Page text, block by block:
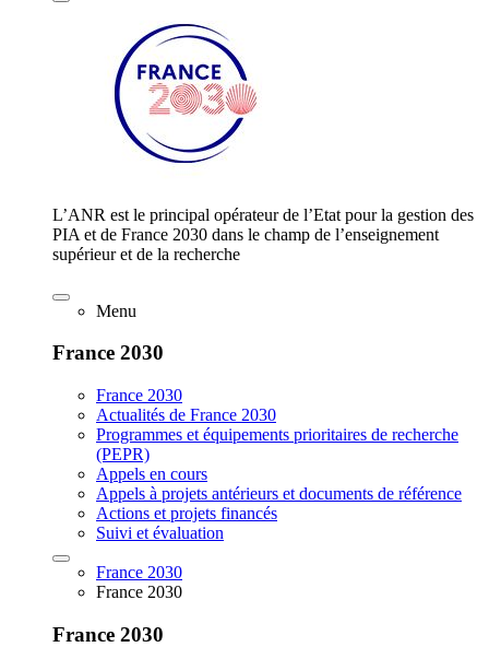
L’ANR est le principal opérateur de l’Etat pour la gestion des
PIA et de France 2030 dans le champ de l’enseignement
supérieur et de la recherche
Menu
France 2030
France 2030
Actualités de France 2030
Programmes et équipements prioritaires de recherche
(PEPR)
Appels en cours
Appels à projets antérieurs et documents de référence
Actions et projets financés
Suivi et évaluation
France 2030
France 2030
France 2030